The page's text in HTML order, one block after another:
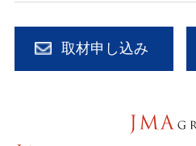
取材申し込み